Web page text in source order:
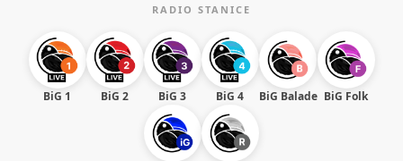
RADIO STANICE
BiG 1 BiG 2 BiG 3 BiG 4 BiG Balade BiG Folk